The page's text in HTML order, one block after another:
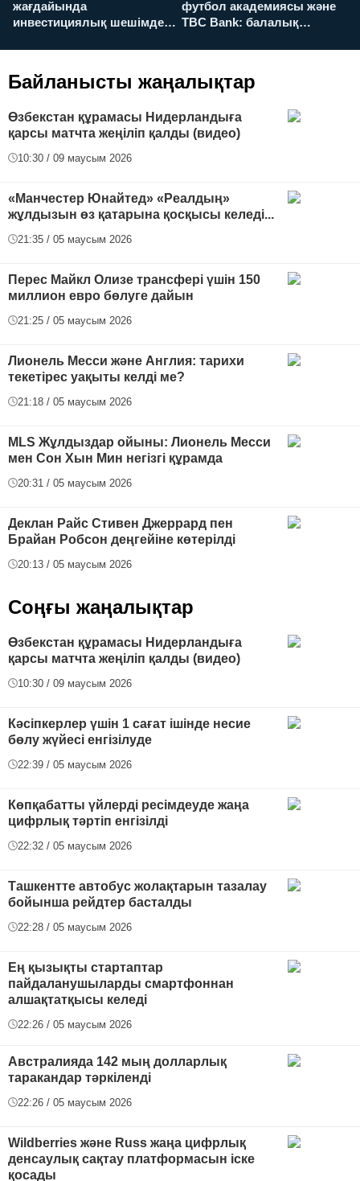
жағдайында
инвестициялық шешімдер
футбол академиясы және
TBC Bank: балалық
футболға дейін
Байланысты жаңалықтар
Өзбекстан құрамасы Нидерландыға
қарсы матчта жеңіліп қалды (видео)
10:30 / 09 маусым 2026
«Манчестер Юнайтед» «Реалдың»
жұлдызын өз қатарына қосқысы келеді...
21:35 / 05 маусым 2026
Перес Майкл Олизе трансфері үшін 150
миллион евро бөлуге дайын
21:25 / 05 маусым 2026
Лионель Месси және Англия: тарихи
текетірес уақыты келді ме?
21:18 / 05 маусым 2026
MLS Жұлдыздар ойыны: Лионель Месси
мен Сон Хын Мин негізгі құрамда
20:31 / 05 маусым 2026
Деклан Райс Стивен Джеррард пен
Брайан Робсон деңгейіне көтерілді
20:13 / 05 маусым 2026
Соңғы жаңалықтар
Өзбекстан құрамасы Нидерландыға
қарсы матчта жеңіліп қалды (видео)
10:30 / 09 маусым 2026
Кәсіпкерлер үшін 1 сағат ішінде несие
бөлу жүйесі енгізілуде
22:39 / 05 маусым 2026
Көпқабатты үйлерді ресімдеуде жаңа
цифрлық тәртіп енгізілді
22:32 / 05 маусым 2026
Ташкентте автобус жолақтарын тазалау
бойынша рейдтер басталды
22:28 / 05 маусым 2026
Ең қызықты стартаптар
пайдаланушыларды смартфоннан
алшақтатқысы келеді
22:26 / 05 маусым 2026
Австралияда 142 мың долларлық
таракандар тәркіленді
22:26 / 05 маусым 2026
Wildberries және Russ жаңа цифрлық
денсаулық сақтау платформасын іске
қосады